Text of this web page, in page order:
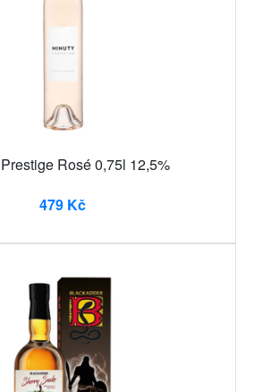
Rosé 0,75l 12,5%
479 Kč